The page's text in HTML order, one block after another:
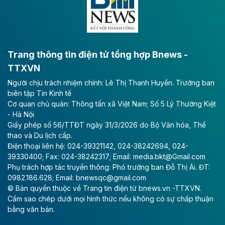
Long Thành
Tổng công ty Cảng hàng không Việt Nam - CTCP
(ACV) vừa lập kỷ lục mới về lợi nhuận trong quý
II/2026.
Theo baodautu.vn
Vinaconex lập đỉnh doanh thu
Tổng CTCP Xuất nhập khẩu và Xây dựng Việt Nam
(Vinaconex) đã khép lại nửa đầu năm với doanh thu
thuần gần 7.268 tỷ đồng, tăng 4% so với cùng kỳ và
cũng là mức cao nhất lịch sử hoạt động của doanh
nghiệp.
Trang thông tin điện tử tổng hợp Bnews -
TTXVN
Người chịu trách nhiệm chính: Lê Thị Thanh Huyền. Trưởng ban
biên tập Tin Kinh tế
Cơ quan chủ quản: Thông tấn xã Việt Nam; Số 5 Lý Thường Kiệt
- Hà Nội
Giấy phép số 56/TTĐT ngày 31/3/2026 do Bộ Văn hóa, Thể
thao và Du lịch cấp.
Điện thoại liên hệ: 024-39321142, 024-38242694, 024-
39330400; Fax: 024-38242317; Email: media.bkt@Gmail.com
Phụ trách hợp tác truyền thông: Phó trưởng ban Đỗ Thị Ái. ĐT:
0982.186.628; Email: bnewsqc@gmail.com
© Bản quyền thuộc về Trang tin điện tử bnews.vn -TTXVN.
Cấm sao chép dưới mọi hình thức nếu không có sự chấp thuận
bằng văn bản.